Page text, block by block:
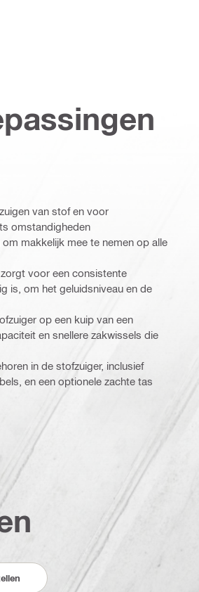
van stof en voor
omstandigheden
makkelijk mee te nemen op alle
voor een consistente
is, om het geluidsniveau en de
op een kuip van een
en snellere zakwissels die
in de stofzuiger, inclusief
en een optionele zachte tas